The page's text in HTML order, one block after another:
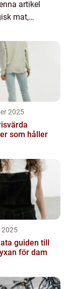
artikel
mat,
2025
som håller
2025
guiden till
för dam